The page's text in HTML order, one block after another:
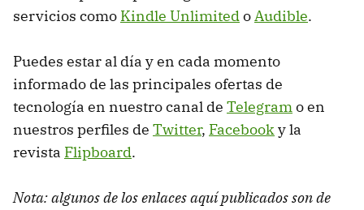
servicios como Kindle UnlimitedoAudible.
Puedes estar al día y en cada momento
informado de las principales ofertas de
tecnología en nuestro canal de Telegramo en
nuestros perfiles de Twitter, Facebooky la
revista Flipboard.
Nota: algunos de los enlaces aquí publicados son de